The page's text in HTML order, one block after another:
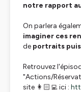
notre rapport
On parlera
imaginer ces
de portraits
Retrouvez
"Actions/
site 👩🏻‍💻 ici :